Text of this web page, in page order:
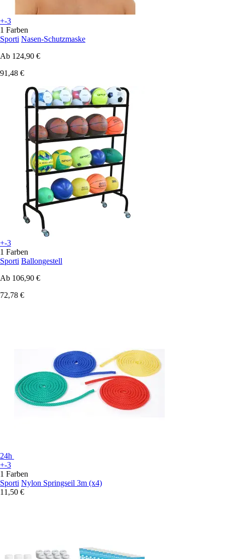
+-3
1 Farben
Sporti Nasen-Schutzmaske
Ab 124,90 €
91,48 €
+-3
1 Farben
Sporti Ballongestell
Ab 106,90 €
72,78 €
24h
+-3
1 Farben
Sporti Nylon Springseil 3m (x4)
11,50 €